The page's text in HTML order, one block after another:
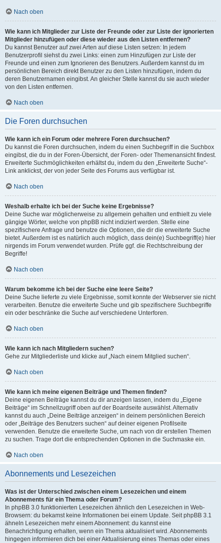
Nach oben
Wie kann ich Mitglieder zur Liste der Freunde oder zur Liste der ignorierten
Mitglieder hinzufügen oder diese wieder aus den Listen entfernen?
Du kannst Benutzer auf zwei Arten auf diese Listen setzen: In jedem
Benutzerprofil siehst du zwei Links: einen zum Hinzufügen zur Liste der
Freunde und einen zum Ignorieren des Benutzers. Außerdem kannst du im
persönlichen Bereich direkt Benutzer zu den Listen hinzufügen, indem du
deren Benutzernamen eingibst. An gleicher Stelle kannst du sie auch wieder
von den Listen entfernen.
Nach oben
Die Foren durchsuchen
Wie kann ich ein Forum oder mehrere Foren durchsuchen?
Du kannst die Foren durchsuchen, indem du einen Suchbegriff in die Suchbox
eingibst, die du in der Foren-Übersicht, der Foren- oder Themenansicht findest.
Erweiterte Suchmöglichkeiten erhältst du, indem du den „Erweiterte Suche“-
Link anklickst, der von jeder Seite des Forums aus verfügbar ist.
Nach oben
Weshalb erhalte ich bei der Suche keine Ergebnisse?
Deine Suche war möglicherweise zu allgemein gehalten und enthielt zu viele
gängige Wörter, welche von phpBB nicht indiziert werden. Stelle eine
spezifischere Anfrage und benutze die Optionen, die dir die erweiterte Suche
bietet. Außerdem ist es natürlich auch möglich, dass dein(e) Suchbegriff(e) hier
nirgends im Forum verwendet wurden. Prüfe ggf. die Rechtschreibung der
Begriffe!
Nach oben
Warum bekomme ich bei der Suche eine leere Seite?
Deine Suche lieferte zu viele Ergebnisse, somit konnte der Webserver sie nicht
verarbeiten. Benutze die erweiterte Suche und gib spezifischere Suchbegriffe
ein oder beschränke die Suche auf verschiedene Unterforen.
Nach oben
Wie kann ich nach Mitgliedern suchen?
Gehe zur Mitgliederliste und klicke auf „Nach einem Mitglied suchen“.
Nach oben
Wie kann ich meine eigenen Beiträge und Themen finden?
Deine eigenen Beiträge kannst du dir anzeigen lassen, indem du „Eigene
Beiträge“ im Schnellzugriff oben auf der Boardseite auswählst. Alternativ
kannst du auch „Deine Beiträge anzeigen“ in deinem persönlichen Bereich
oder „Beiträge des Benutzers suchen“ auf deiner eigenen Profilseite
verwenden. Benutze die erweiterte Suche, um nach von dir erstellen Themen
zu suchen. Trage dort die entsprechenden Optionen in die Suchmaske ein.
Nach oben
Abonnements und Lesezeichen
Was ist der Unterschied zwischen einem Lesezeichen und einem
Abonnements für ein Thema oder Forum?
In phpBB 3.0 funktionierten Lesezeichen ähnlich den Lesezeichen in Web-
Browsern: du bekamst keine Informationen bei einem Update. Seit phpBB 3.1
ähneln Lesezeichen mehr einem Abonnement: du kannst eine
Benachrichtigung erhalten, wenn ein Thema aktualisiert wird. Abonnements
hingegen informieren dich bei einer Aktualisierung eines Themas oder eines